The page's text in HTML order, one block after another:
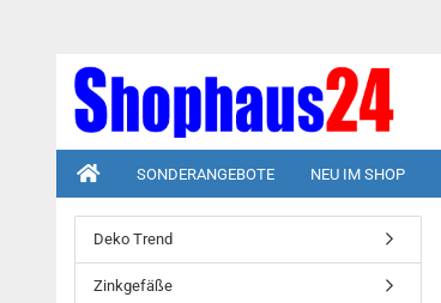
SONDERANGEBOTE NEU IM SHOP
Deko Trend
Zinkgefäße